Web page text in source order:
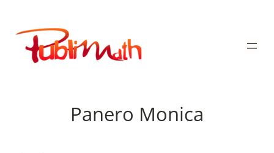
contenu
Publimath
Panero Monica